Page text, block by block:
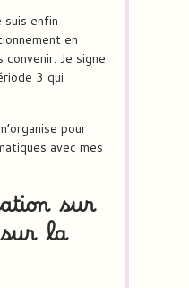
suis enfin
en
Je signe
3 qui
pour
avec mes
sur
la